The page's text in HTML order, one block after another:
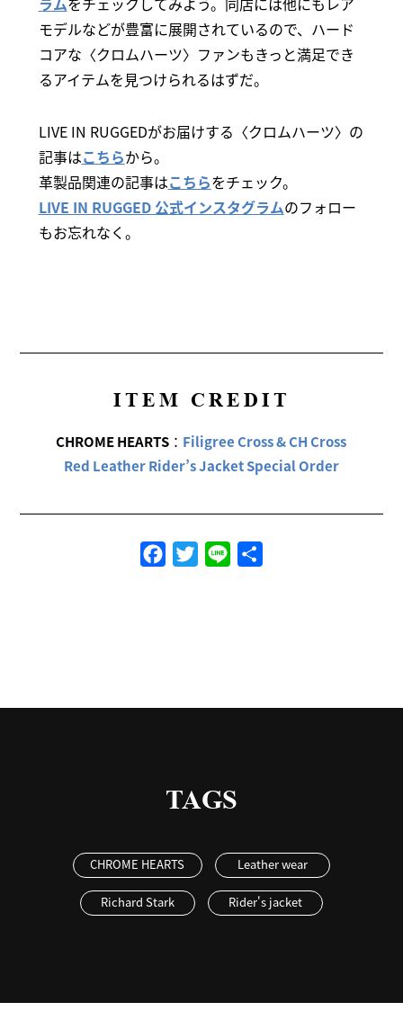
モデルなどが豊富に展開されているので、ハード
コアな〈クロムハーツ〉ファンもきっと満足でき
るアイテムを見つけられるはずだ。
LIVE IN RUGGEDがお届けする〈クロムハーツ〉の
記事はこちらから。
革製品関連の記事はこちらをチェック。
LIVE IN RUGGED 公式インスタグラムのフォロー
もお忘れなく。
ITEM CREDIT
CHROME HEARTS ： Filigree Cross & CH Cross
Red Leather Rider’s Jacket Special Order
FacebookTwitterLine
TAGS
CHROME HEARTS Leather wear
Richard Stark Rider's jacket